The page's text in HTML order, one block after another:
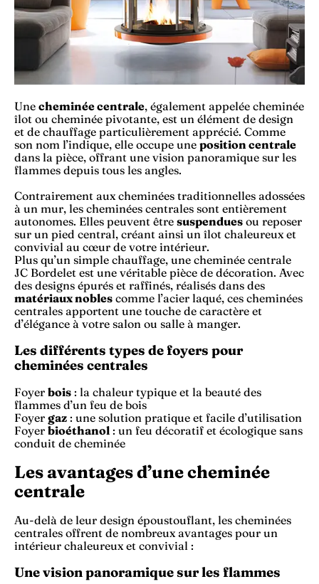
Une cheminée centrale, également appelée cheminée
îlot ou cheminée pivotante, est un élément de design
et de chauffage particulièrement apprécié. Comme
son nom l’indique, elle occupe une position centrale
dans la pièce, offrant une vision panoramique sur les
flammes depuis tous les angles.
Contrairement aux cheminées traditionnelles adossées
à un mur, les cheminées centrales sont entièrement
autonomes. Elles peuvent être suspendues ou reposer
sur un pied central, créant ainsi un îlot chaleureux et
convivial au cœur de votre intérieur.
Plus qu’un simple chauffage, une cheminée centrale
JC Bordelet est une véritable pièce de décoration. Avec
des designs épurés et raffinés, réalisés dans des
matériaux nobles comme l’acier laqué, ces cheminées
centrales apportent une touche de caractère et
d’élégance à votre salon ou salle à manger.
Les différents types de foyers pour
cheminées centrales
Foyer bois : la chaleur typique et la beauté des
flammes d’un feu de bois
Foyer gaz : une solution pratique et facile d’utilisation
Foyer bioéthanol : un feu décoratif et écologique sans
conduit de cheminée
Les avantages d’une cheminée
centrale
Au-delà de leur design époustouflant, les cheminées
centrales offrent de nombreux avantages pour un
intérieur chaleureux et convivial :
Une vision panoramique sur les flammes